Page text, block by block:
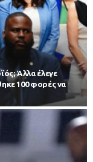
Άλλα έλεγε
100 φορές να